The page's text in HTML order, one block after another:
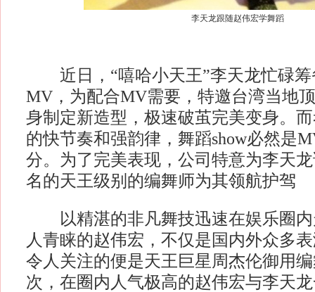
李天龙跟随赵伟宏学舞蹈
近日，“嘻哈小天王”李天龙忙碌筹
MV，为配合MV需要，特邀台湾当地
身制定新造型，极速破茧完美变身。
的快节奏和强韵律，舞蹈show必然是
分。为了完美表现，公司特意为李天
名的天王级别的编舞师为其领航护驾
以精湛的非凡舞技迅速在娱乐圈内
人青睐的赵伟宏，不仅是国内外众多
令人关注的便是天王巨星周杰伦御用
次，在圈内人气极高的赵伟宏与李天